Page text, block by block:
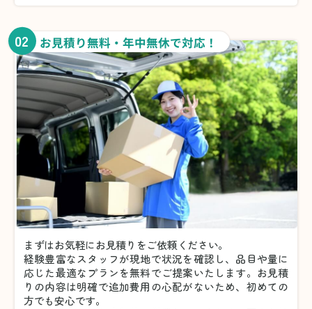
02 お見積り無料・年中無休で対応！
まずはお気軽にお見積りをご依頼ください。
経験豊富なスタッフが現地で状況を確認し、品目や量に
応じた最適なプランを無料でご提案いたします。お見積
りの内容は明確で追加費用の心配がないため、初めての
方でも安心です。